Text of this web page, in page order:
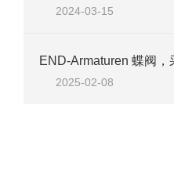
2024-03-15
2025-02-08